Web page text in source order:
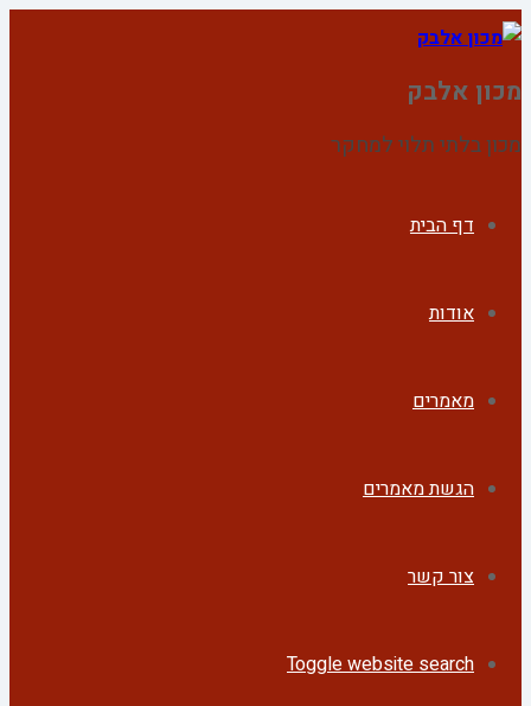
מכון אלבק
מכון בלתי תלוי למחקר
דף הבית
אודות
מאמרים
הגשת מאמרים
צור קשר
Toggle website search